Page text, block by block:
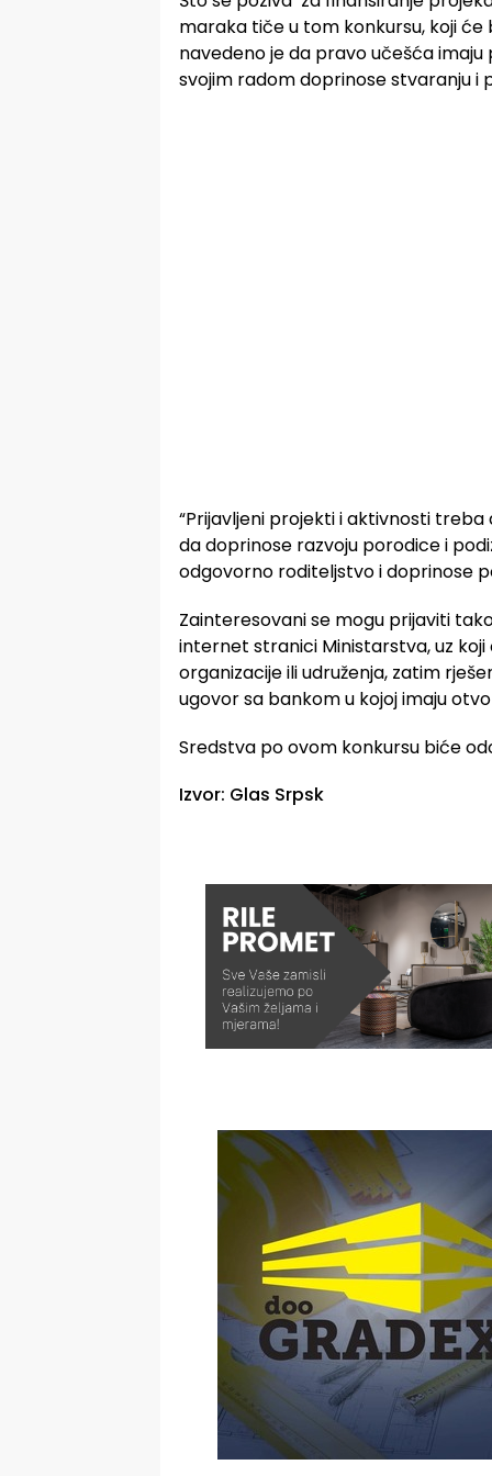
maraka tiče u tom konkursu, koji će
navedeno je da pravo učešća
svojim radom doprinose stvaranju i
“Prijavljeni projekti i aktivnosti treba
da doprinose razvoju porodice i
odgovorno roditeljstvo i doprinose
Zainteresovani se mogu prijaviti
internet stranici Ministarstva, uz
organizacije ili udruženja, zatim
ugovor sa bankom u kojoj imaju
Sredstva po ovom konkursu biće
Izvor: Glas Srpsk